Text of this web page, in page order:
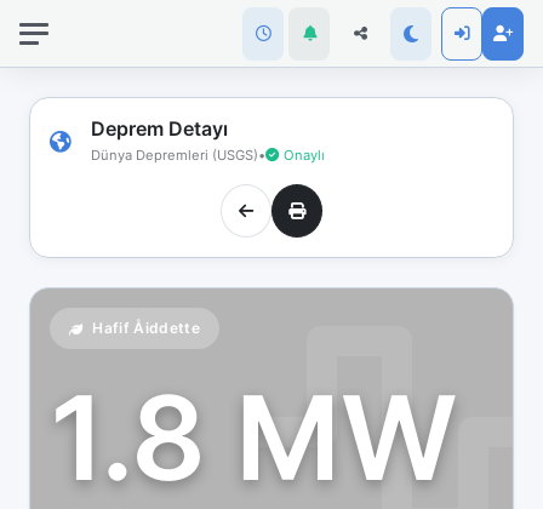
Deprem Detayı
Dünya Depremleri (USGS)• Onaylı
Hafif Åiddette
1.8 MW
bağlantınız
koptu!
Çevrimdışı
moddasınız.